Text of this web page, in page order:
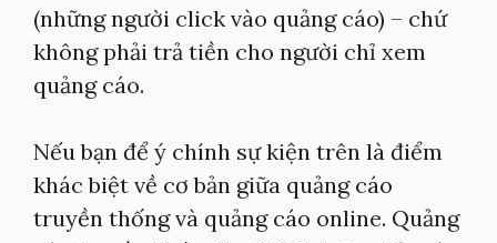
(những người click vào quảng cáo) – chứ
không phải trả tiền cho người chỉ xem
quảng cáo.
Nếu bạn để ý chính sự kiện trên là điểm
khác biệt về cơ bản giữa quảng cáo
truyền thống và quảng cáo online. Quảng